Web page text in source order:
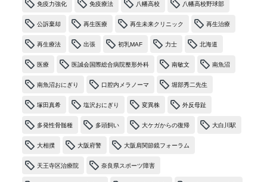
免疫力強化 免疫療法 八幡高校 八幡高校野球部
公訴棄却 再生医療 再生未来クリニック 再生治療
再生療法 出張 初乳MAF 力士 北海道
医療 医誠会国際総合病院整形外科 南敏文 南魚沼
南魚沼おにぎり 口腔内メラノーマ 堀部秀二先生
塚田真希 塩沢おにぎり 変異株 外反母趾
多発性骨髄種 多頭飼い 大ケガからの復帰 大白川駅
大相撲 大阪府警 大阪肩関節鏡フォーラム
天王寺区治療院 奈良県スポーツ障害